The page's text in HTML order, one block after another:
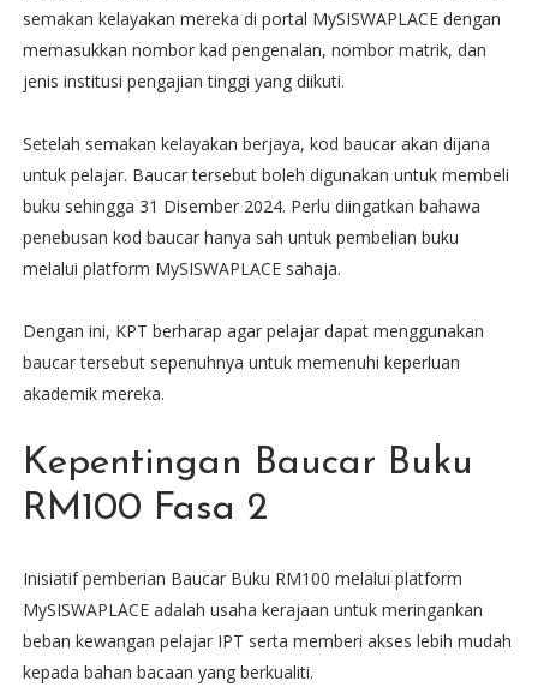
semakan kelayakan mereka di portal MySISWAPLACE dengan
memasukkan nombor kad pengenalan, nombor matrik, dan
jenis institusi pengajian tinggi yang diikuti.
Setelah semakan kelayakan berjaya, kod baucar akan dijana
untuk pelajar. Baucar tersebut boleh digunakan untuk membeli
buku sehingga 31 Disember 2024. Perlu diingatkan bahawa
penebusan kod baucar hanya sah untuk pembelian buku
melalui platform MySISWAPLACE sahaja.
Dengan ini, KPT berharap agar pelajar dapat menggunakan
baucar tersebut sepenuhnya untuk memenuhi keperluan
akademik mereka.
Kepentingan Baucar Buku
RM100 Fasa 2
Inisiatif pemberian Baucar Buku RM100 melalui platform
MySISWAPLACE adalah usaha kerajaan untuk meringankan
beban kewangan pelajar IPT serta memberi akses lebih mudah
kepada bahan bacaan yang berkualiti.